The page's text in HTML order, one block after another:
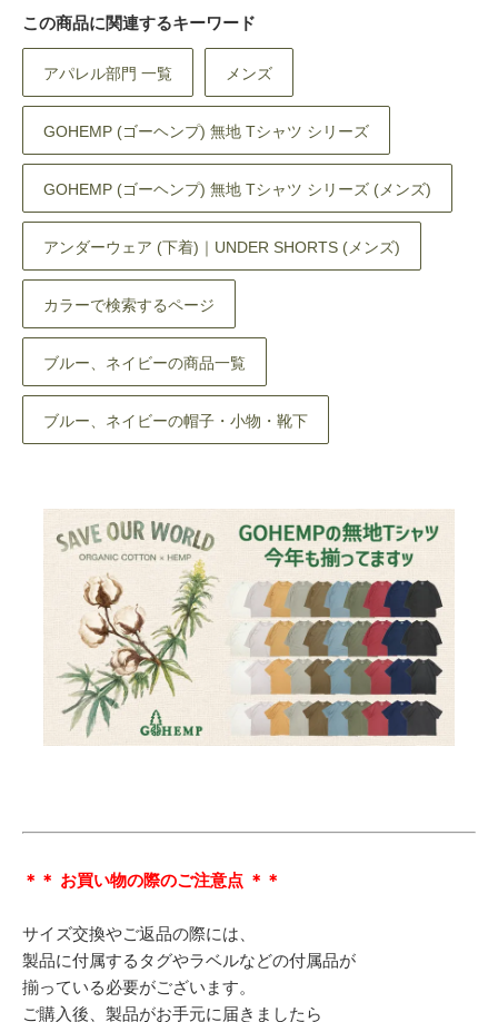
この商品に関連するキーワード
アパレル部門 一覧 メンズ
GOHEMP (ゴーヘンプ) 無地 Tシャツ シリーズ
GOHEMP (ゴーヘンプ) 無地 Tシャツ シリーズ (メンズ)
アンダーウェア (下着)｜UNDER SHORTS (メンズ)
カラーで検索するページ
ブルー、ネイビーの商品一覧
ブルー、ネイビーの帽子・小物・靴下
＊＊ お買い物の際のご注意点 ＊＊
サイズ交換やご返品の際には、
製品に付属するタグやラベルなどの付属品が
揃っている必要がございます。
ご購入後、製品がお手元に届きましたら